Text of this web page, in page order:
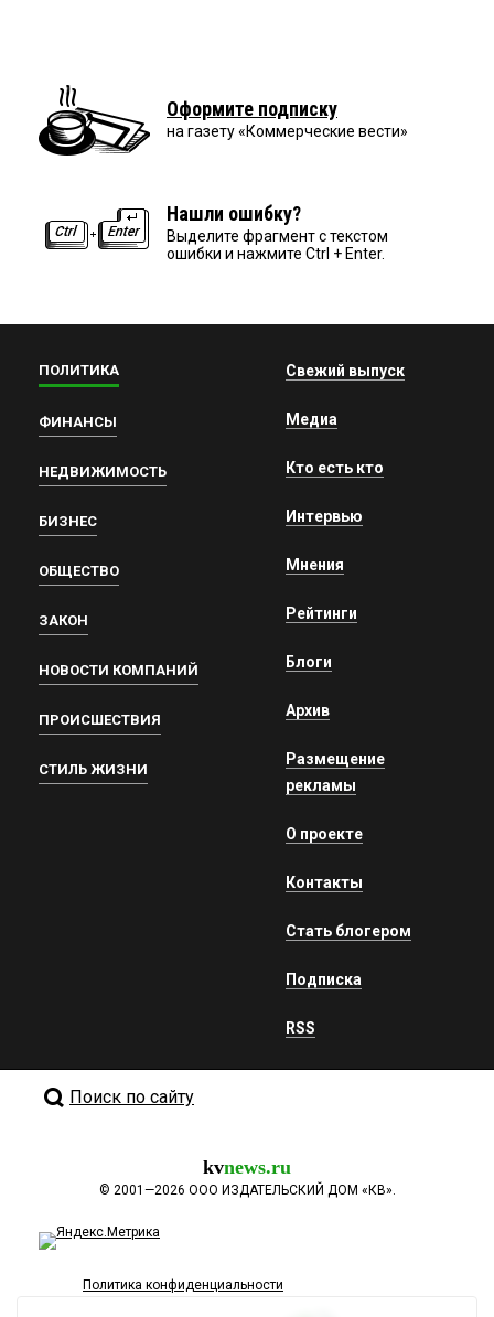
Оформите подписку
на газету «Коммерческие вести»
Нашли ошибку?
Выделите фрагмент с текстом
ошибки и нажмите Ctrl + Enter.
ПОЛИТИКА
ФИНАНСЫ
НЕДВИЖИМОСТЬ
БИЗНЕС
ОБЩЕСТВО
ЗАКОН
НОВОСТИ КОМПАНИЙ
ПРОИСШЕСТВИЯ
СТИЛЬ ЖИЗНИ
Свежий выпуск
Медиа
Кто есть кто
Интервью
Мнения
Рейтинги
Блоги
Архив
Размещение
рекламы
О проекте
Контакты
Стать блогером
Подписка
RSS
Поиск по сайту
kvnews.ru
© 2001—2026 ООО ИЗДАТЕЛЬСКИЙ ДОМ «КВ».
Политика конфиденциальности